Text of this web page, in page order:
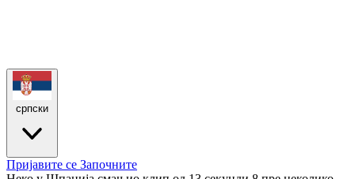
српски
Пријавите се Започните